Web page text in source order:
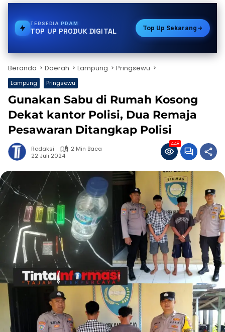
TERSEDIAPAKET DATA
TOP UP PRODUK DIGITAL Top Up Sekarang
Beranda Daerah Lampung Pringsewu
Lampung Pringsewu
Gunakan Sabu di Rumah Kosong
Dekat kantor Polisi, Dua Remaja
Pesawaran Ditangkap Polisi
Redaksi
2 Min Baca
22 Juli 2024
448